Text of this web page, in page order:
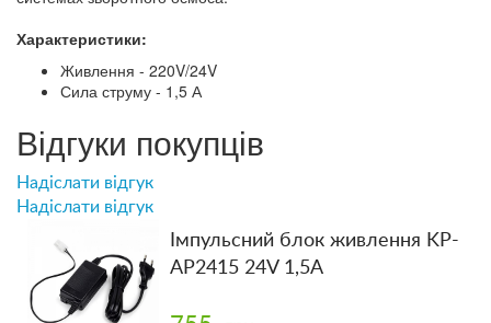
Характеристики:
Живлення - 220V/24V
Сила струму - 1,5 А
Відгуки покупців
Надіслати відгук
Надіслати відгук
Імпульсний блок живлення KP-
AP2415 24V 1,5A